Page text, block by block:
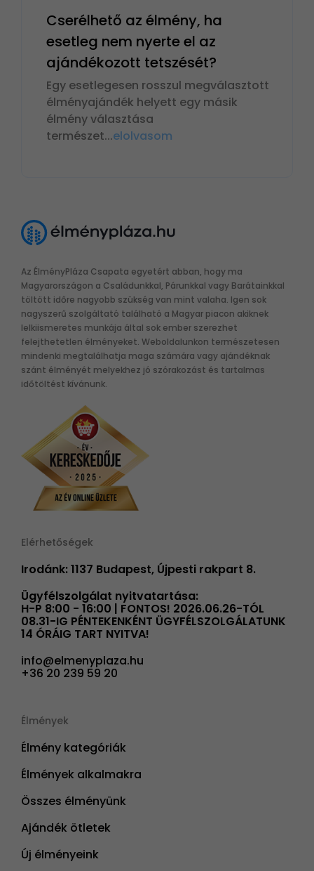
Cserélhető az élmény, ha
esetleg nem nyerte el az
ajándékozott tetszését?
Egy esetlegesen rosszul megválasztott
élményajándék helyett egy másik
élmény választása
természet...elolvasom
Az ÉlményPláza Csapata egyetért abban, hogy ma
Magyarországon a Családunkkal, Párunkkal vagy Barátainkkal
töltött időre nagyobb szükség van mint valaha. Igen sok
nagyszerű szolgáltató található a Magyar piacon akiknek
lelkiismeretes munkája által sok ember szerezhet
felejthetetlen élményeket. Weboldalunkon természetesen
mindenki megtalálhatja maga számára vagy ajándéknak
szánt élményét melyekhez jó szórakozást és tartalmas
időtöltést kívánunk.
Elérhetőségek
Irodánk: 1137 Budapest, Újpesti rakpart 8.
Ügyfélszolgálat nyitvatartása:
H-P 8:00 - 16:00 | FONTOS! 2026.06.26-TÓL
08.31-IG PÉNTEKENKÉNT ÜGYFÉLSZOLGÁLATUNK
14 ÓRÁIG TART NYITVA!
info@elmenyplaza.hu
+36 20 239 59 20
Élmények
Élmény kategóriák
Élmények alkalmakra
Összes élményünk
Ajándék ötletek
Új élményeink